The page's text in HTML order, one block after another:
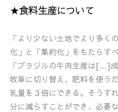
★食料生産について
「より少ない土地でより多く
化」と「集約化」をもたらすべ
「ブラジルの牛肉生産は[…]
牧草に切り替え、肥料を使う
乳量を３倍にできる。そうす
分に減らすことができ、必要